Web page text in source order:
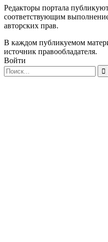
Редакторы портала
соответствующим
авторских прав.
В каждом публикуемом
источник правообладателя.
Войти